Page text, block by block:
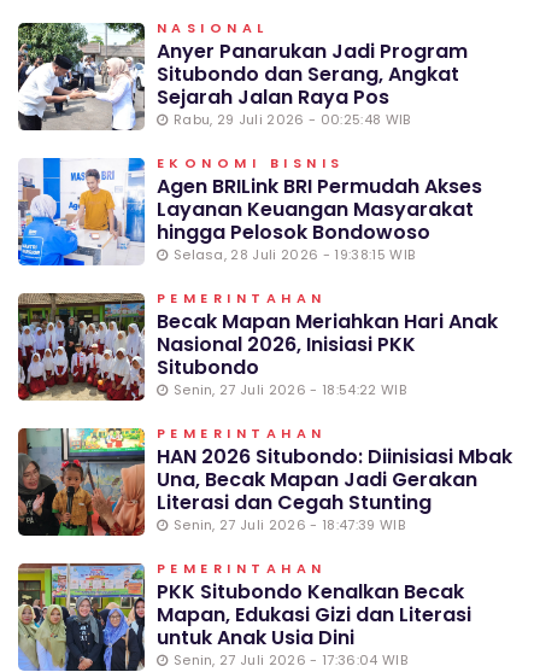
NASIONAL
Anyer Panarukan Jadi Program
Situbondo dan Serang, Angkat
Sejarah Jalan Raya Pos
Rabu, 29 Juli 2026 - 00:25:48 WIB
EKONOMI BISNIS
Agen BRILink BRI Permudah Akses
Layanan Keuangan Masyarakat
hingga Pelosok Bondowoso
Selasa, 28 Juli 2026 - 19:38:15 WIB
PEMERINTAHAN
Becak Mapan Meriahkan Hari Anak
Nasional 2026, Inisiasi PKK
Situbondo
Senin, 27 Juli 2026 - 18:54:22 WIB
PEMERINTAHAN
HAN 2026 Situbondo: Diinisiasi Mbak
Una, Becak Mapan Jadi Gerakan
Literasi dan Cegah Stunting
Senin, 27 Juli 2026 - 18:47:39 WIB
PEMERINTAHAN
PKK Situbondo Kenalkan Becak
Mapan, Edukasi Gizi dan Literasi
untuk Anak Usia Dini
Senin, 27 Juli 2026 - 17:36:04 WIB